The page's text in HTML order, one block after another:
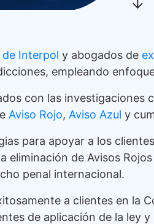
Interpol y abogados de
empleando
con las
Aviso Rojo, Aviso Azul y
para apoyar a los
eliminación de Avisos
penal internacional.
a clientes en la
de aplicación de la ley